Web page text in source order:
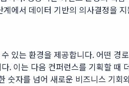
에서 데이터 기반의 의사결정을
있는 환경을 제공합니다. 어떤 경
이는 다음 컨퍼런스를 기획할 때
자를 넘어 새로운 비즈니스 기